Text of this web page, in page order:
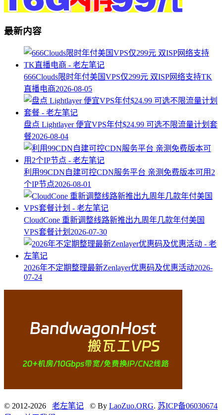
最新内容
666Clouds限时年付美国VPS仅299元 双ISP网络支持TK
直播电商2026-08-05
盘点 Lightlayer 便宜VPS年付$24.99 可选不限流量计划套
餐2026-08-04
利用99CDN自建可控CDN服务平台 亲测免费版本可用2
个IP节点2026-08-01
CloudCone 重新调整线路新推出九周年几款年付美国
VPS套餐计划 2026-07-30
2026年不定期整理最新Zenlayer优惠码及优惠活动2026-
07-24
© 2012-2026 老左笔记 © By LaoZuo.ORG. 苏ICP备06030674